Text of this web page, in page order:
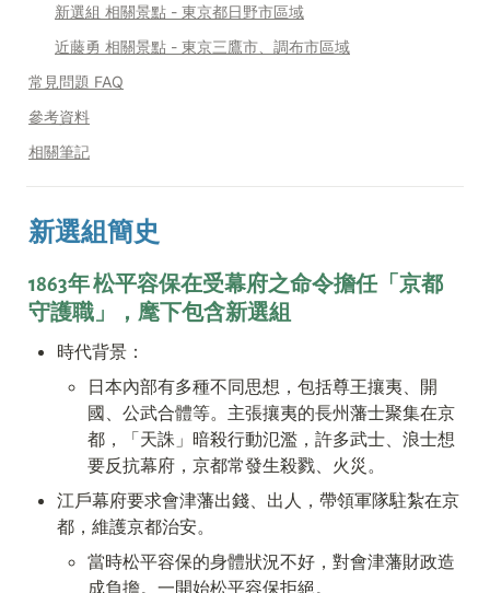
新選組 相關景點 - 東京都日野市區域
近藤勇 相關景點 - 東京三鷹市、調布市區域
常見問題 FAQ
參考資料
相關筆記
新選組簡史
1863年 松平容保在受幕府之命令擔任「京都
守護職」，麾下包含新選組
時代背景：
日本內部有多種不同思想，包括尊王攘夷、開
國、公武合體等。主張攘夷的長州藩士聚集在京
都，「天誅」暗殺行動氾濫，許多武士、浪士想
要反抗幕府，京都常發生殺戮、火災。
江戶幕府要求會津藩出錢、出人，帶領軍隊駐紮在京
都，維護京都治安。
當時松平容保的身體狀況不好，對會津藩財政造
成負擔。一開始松平容保拒絕。